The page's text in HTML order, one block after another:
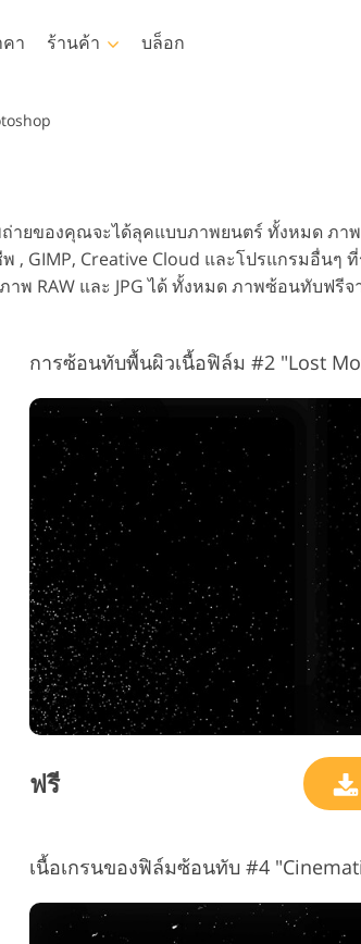
อสังหาริมทรัพย์
การจัดการรูปภาพ ถ่ายรูปเป็นบริการ
อมูลการฝึกอบรม AI บริการตัดต่อวิดีโอ
คา ร้านค้า
Templates
วันวาเลนไทน์
ญงานแต่งงาน
ญวันเกิดของเด็ก
บล็อก
ยของคุณจะได้ลุคแบบภาพยนตร์ ทั้งหมด ภา
GIMP, Creative Cloud และโปรแกรมอื่นๆ ที่
RAW และ JPG ได้ ทั้งหมด ภาพซ้อนทับฟรี
การซ้อนทับพื้นผิวเนื้อฟิล์ม #2 "Lost
ฟรี
เนื้อเกรนของฟิล์มซ้อนทับ #4